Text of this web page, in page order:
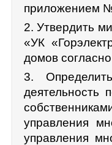
приложением
2. Утвердить
«УК
домов
3.
деятельность
управления
управления